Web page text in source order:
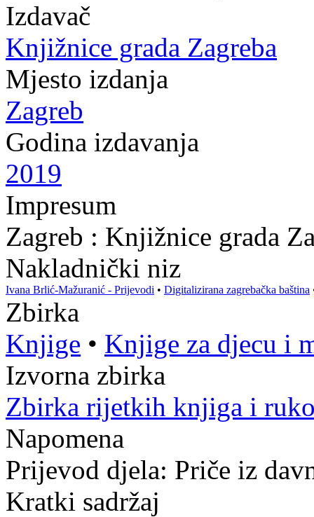
Izdavač
Knjižnice grada Zagreba
Mjesto izdanja
Zagreb
Godina izdavanja
2019
Impresum
Zagreb : Knjižnice grada
Nakladnički niz
Ivana Brlić-Mažuranić - Prijevodi • Digitalizirana zagrebačka baština
Zbirka
Knjige • Knjige za djecu i
Izvorna zbirka
Zbirka rijetkih knjiga i
Napomena
Prijevod djela: Priče iz
Kratki sadržaj